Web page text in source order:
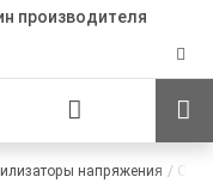
производителя
напряжения